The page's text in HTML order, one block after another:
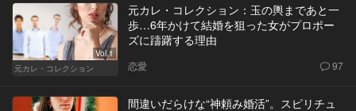
Vol.1
元カレ・コレクション
元カレ・コレクション：玉の輿まであと一
歩…6年かけて結婚を狙った女がプロポー
ズに躊躇する理由
恋愛 97
間違いだらけな“神頼み婚活”。スピリチュ